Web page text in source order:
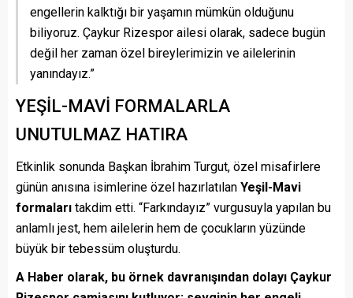
engellerin kalktığı bir yaşamın mümkün olduğunu
biliyoruz. Çaykur Rizespor ailesi olarak, sadece bugün
değil her zaman özel bireylerimizin ve ailelerinin
yanındayız.”
YEŞİL-MAVİ FORMALARLA
UNUTULMAZ HATIRA
Etkinlik sonunda Başkan İbrahim Turgut, özel misafirlere
günün anısına isimlerine özel hazırlatılan Yeşil-Mavi
formaları takdim etti. “Farkındayız” vurgusuyla yapılan bu
anlamlı jest, hem ailelerin hem de çocukların yüzünde
büyük bir tebessüm oluşturdu.
A Haber olarak, bu örnek davranışından dolayı Çaykur